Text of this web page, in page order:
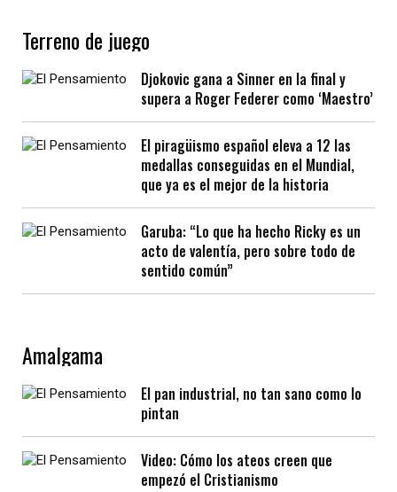
Terreno de juego
Djokovic gana a Sinner en la final y
supera a Roger Federer como ‘Maestro’
El piragüismo español eleva a 12 las
medallas conseguidas en el Mundial,
que ya es el mejor de la historia
Garuba: “Lo que ha hecho Ricky es un
acto de valentía, pero sobre todo de
sentido común”
Amalgama
El pan industrial, no tan sano como lo
pintan
Video: Cómo los ateos creen que
empezó el Cristianismo